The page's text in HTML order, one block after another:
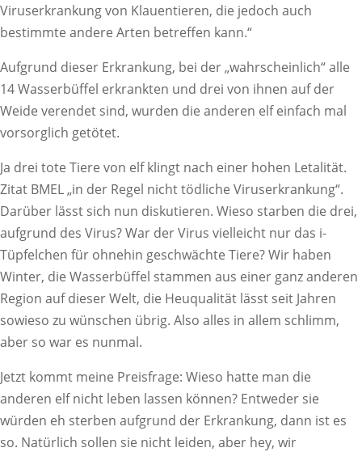
Viruserkrankung von Klauentieren, die jedoch auch
bestimmte andere Arten betreffen kann.“
Aufgrund dieser Erkrankung, bei der „wahrscheinlich“ alle
14 Wasserbüffel erkrankten und drei von ihnen auf der
Weide verendet sind, wurden die anderen elf einfach mal
vorsorglich getötet.
Ja drei tote Tiere von elf klingt nach einer hohen Letalität.
Zitat BMEL „in der Regel nicht tödliche Viruserkrankung“.
Darüber lässt sich nun diskutieren. Wieso starben die drei,
aufgrund des Virus? War der Virus vielleicht nur das i-
Tüpfelchen für ohnehin geschwächte Tiere? Wir haben
Winter, die Wasserbüffel stammen aus einer ganz anderen
Region auf dieser Welt, die Heuqualität lässt seit Jahren
sowieso zu wünschen übrig. Also alles in allem schlimm,
aber so war es nunmal.
Jetzt kommt meine Preisfrage: Wieso hatte man die
anderen elf nicht leben lassen können? Entweder sie
würden eh sterben aufgrund der Erkrankung, dann ist es
so. Natürlich sollen sie nicht leiden, aber hey, wir